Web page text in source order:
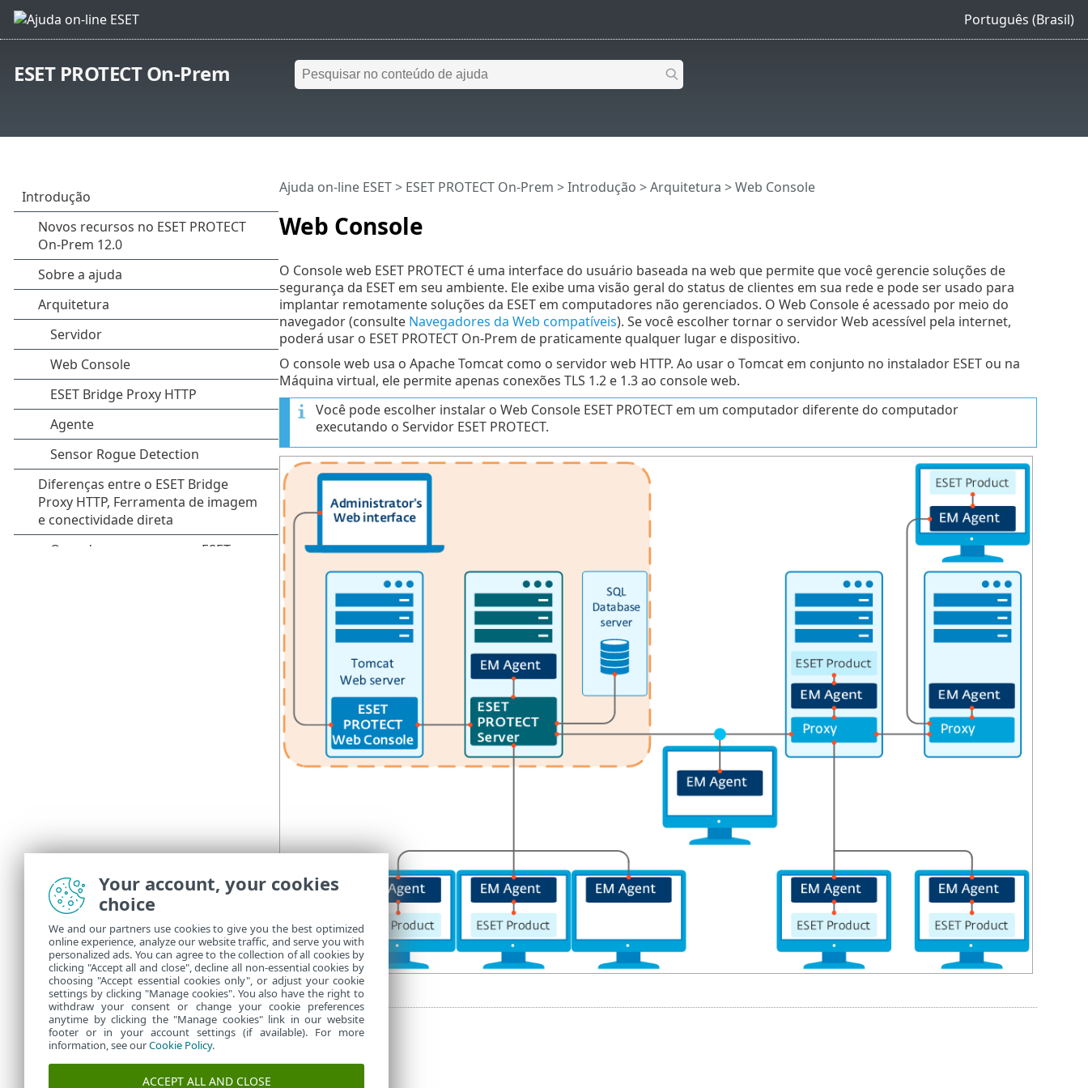
Português (Brasil)
ESET PROTECT On-Prem
Web Console
Ajuda on-line ESET> ESET PROTECT On-Prem >Introdução >Arquitetura > Web Console
O Console web ESET PROTECT é uma interface do usuário baseada na web que permite que você gerencie soluções de
segurança da ESET em seu ambiente. Ele exibe uma visão geral do status de clientes em sua rede e pode ser usado para
implantar remotamente soluções da ESET em computadores não gerenciados. O Web Console é acessado por meio do
navegador (consulte Navegadores da Web compatíveis). Se você escolher tornar o servidor Web acessível pela internet,
poderá usar o ESET PROTECT On-Prem de praticamente qualquer lugar e dispositivo.
O console web usa o Apache Tomcat como o servidor web HTTP. Ao usar o Tomcat em conjunto no instalador ESET ou na
Máquina virtual, ele permite apenas conexões TLS 1.2 e 1.3 ao console web.
Você pode escolher instalar o Web Console ESET PROTECT em um computador diferente do computador
executando o Servidor ESET PROTECT.
Your account, your cookies
choice
We and our partners use cookies to give you the best optimized
online experience, analyze our website traffic, and serve you with
personalized ads. You can agree to the collection of all cookies by
clicking "Accept all and close", decline all non-essential cookies by
choosing "Accept essential cookies only", or adjust your cookie
settings by clicking "Manage cookies". You also have the right to
withdraw your consent or change your cookie preferences
anytime by clicking the "Manage cookies" link in our website
footer or in your account settings (if available). For more
information, see ourCookie Policy.
ACCEPT ALL AND CLOSE